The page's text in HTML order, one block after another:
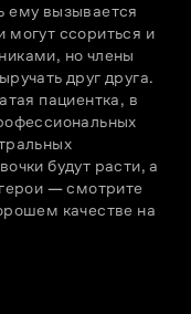
ему вызывается
ссориться и
но члены
друг друга.
пациентка, в
будут расти, а
— смотрите
качестве на